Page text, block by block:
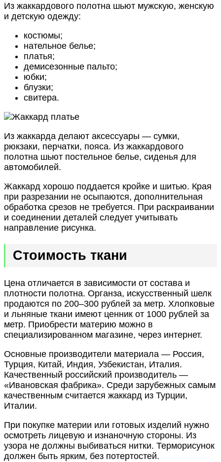
Из жаккардового полотна шьют мужскую, женскую
и детскую одежду:
костюмы;
нательное белье;
платья;
демисезонные пальто;
юбки;
блузки;
свитера.
Из жаккарда делают аксессуары — сумки,
рюкзаки, перчатки, пояса. Из жаккардового
полотна шьют постельное белье, сиденья для
автомобилей.
Жаккард хорошо поддается кройке и шитью. Края
при разрезании не осыпаются, дополнительная
обработка срезов не требуется. При раскраивании
и соединении деталей следует учитывать
направление рисунка.
Стоимость ткани
Цена отличается в зависимости от состава и
плотности полотна. Органза, искусственный шелк
продаются по 200–300 рублей за метр. Хлопковые
и льняные ткани имеют ценник от 1000 рублей за
метр. Приобрести материю можно в
специализированном магазине, через интернет.
Основные производители материала — Россия,
Турция, Китай, Индия, Узбекистан, Италия.
Качественный российский производитель —
«Ивановская фабрика». Среди зарубежных самым
качественным считается жаккард из Турции,
Италии.
При покупке материи или готовых изделий нужно
осмотреть лицевую и изнаночную стороны. Из
узора не должны выбиваться нитки. Терморисунок
должен быть ярким, без потертостей.